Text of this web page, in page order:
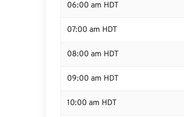
06:00 am HDT
07:00 am HDT
08:00 am HDT
09:00 am HDT
10:00 am HDT